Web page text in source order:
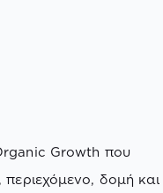
Growth που
περιεχόμενο, δομή και